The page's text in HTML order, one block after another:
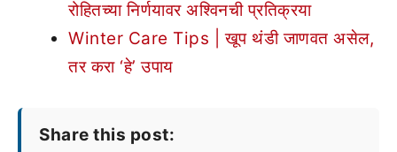
रोहितच्या निर्णयावर अश्विनची प्रतिक्रया
Winter Care Tips | खूप थंडी जाणवत असेल,
तर करा ‘हे’ उपाय
Share this post: